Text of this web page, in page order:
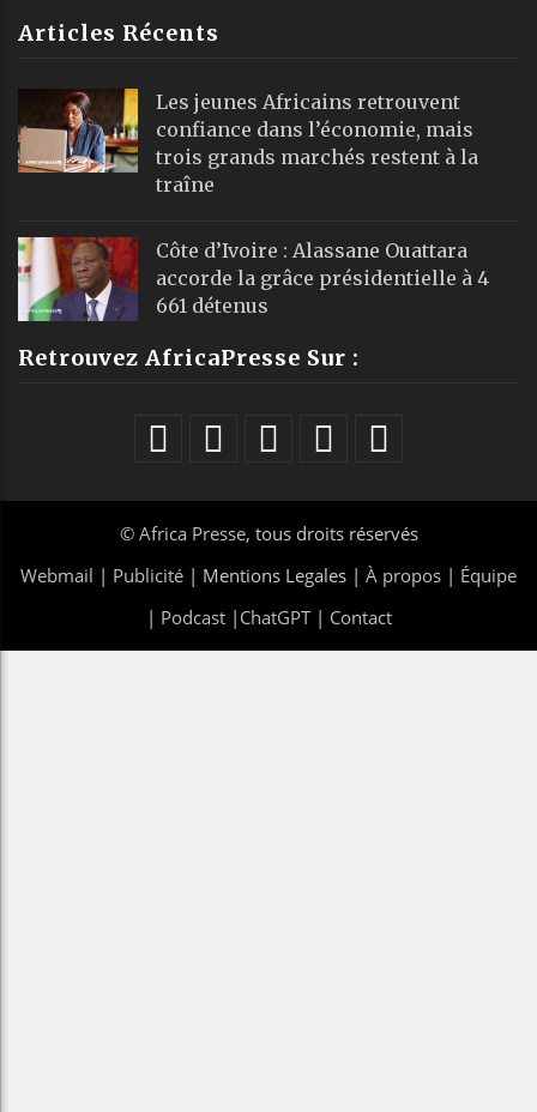
Articles Récents
Les jeunes Africains retrouvent
confiance dans l’économie, mais
trois grands marchés restent à la
traîne
Côte d’Ivoire : Alassane Ouattara
accorde la grâce présidentielle à 4
661 détenus
Retrouvez AfricaPresse Sur :
© Africa Presse, tous droits réservés
Webmail | Publicité | Mentions Legales | À propos | Équipe
| Podcast| ChatGPT| Contact